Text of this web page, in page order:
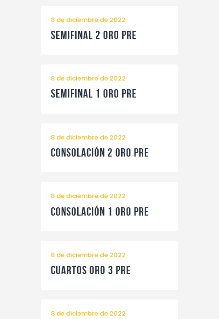
8 de diciembre de 2022
Semifinal 2 Oro Pre
8 de diciembre de 2022
Semifinal 1 Oro Pre
8 de diciembre de 2022
Consolación 2 Oro pre
8 de diciembre de 2022
Consolación 1 Oro pre
8 de diciembre de 2022
Cuartos Oro 3 pre
8 de diciembre de 2022